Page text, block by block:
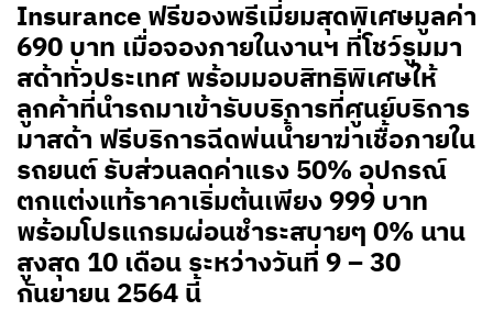
Insurance ฟรีของพรีเมี่ยมสุดพิเศษมูลค่า
690 บาท เมื่อจองภายในงานฯ ที่โชว์รูมมา
สด้าทั่วประเทศ พร้อมมอบสิทธิพิเศษให้
ลูกค้าที่นำรถมาเข้ารับบริการที่ศูนย์บริการ
มาสด้า ฟรีบริการฉีดพ่นน้ำยาฆ่าเชื้อภายใน
รถยนต์ รับส่วนลดค่าแรง 50% อุปกรณ์
ตกแต่งแท้ราคาเริ่มต้นเพียง 999 บาท
พร้อมโปรแกรมผ่อนชำระสบายๆ 0% นาน
สูงสุด 10 เดือน ระหว่างวันที่ 9 – 30
กันยายน 2564 นี้